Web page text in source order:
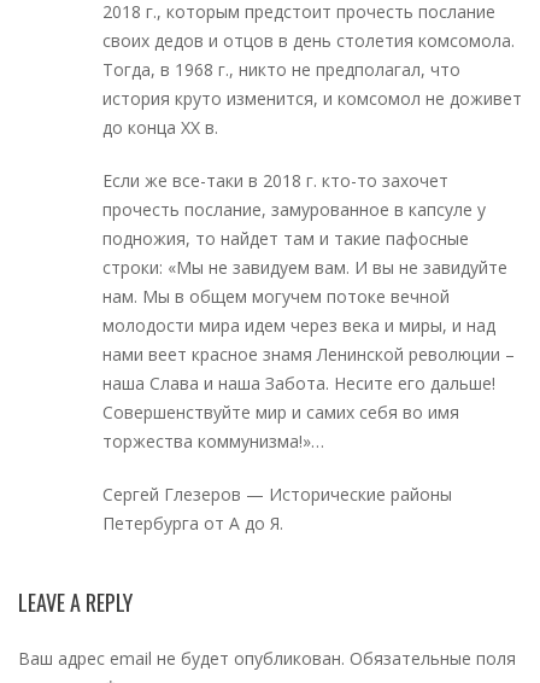
2018 г., которым предстоит прочесть послание
своих дедов и отцов в день столетия комсомола.
Тогда, в 1968 г., никто не предполагал, что
история круто изменится, и комсомол не доживет
до конца ХХ в.
Если же все-таки в 2018 г. кто-то захочет
прочесть послание, замурованное в капсуле у
подножия, то найдет там и такие пафосные
строки: «Мы не завидуем вам. И вы не завидуйте
нам. Мы в общем могучем потоке вечной
молодости мира идем через века и миры, и над
нами веет красное знамя Ленинской революции –
наша Слава и наша Забота. Несите его дальше!
Совершенствуйте мир и самих себя во имя
торжества коммунизма!»…
Сергей Глезеров — Исторические районы
Петербурга от А до Я.
LEAVE A REPLY
Ваш адрес email не будет опубликован. Обязательные поля